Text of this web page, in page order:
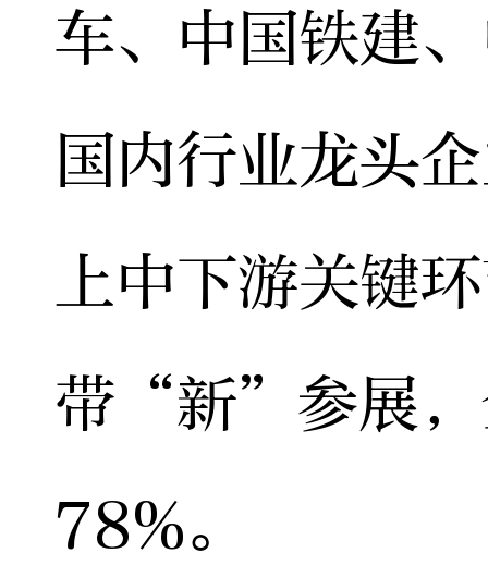
车、中国铁建
国内行业龙头
上中下游关键
带“新”参展，
78%。